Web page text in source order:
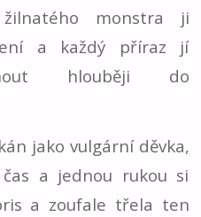
monstra ji
a každý příraz jí
hlouběji do
jako vulgární děvka,
a jednou rukou si
a zoufale třela ten